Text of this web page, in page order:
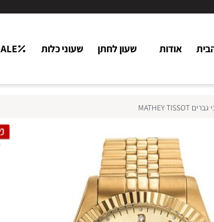
אודות שעון לחתן שעוני כלות SALE